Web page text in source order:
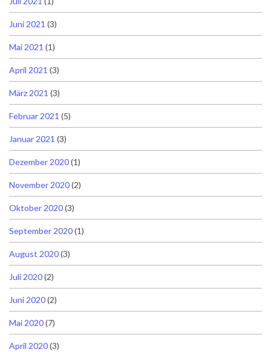
Juni 2021 (3)
Mai 2021 (1)
April 2021 (3)
März 2021 (3)
Februar 2021 (5)
Januar 2021 (3)
Dezember 2020(1)
November 2020(2)
Oktober 2020(3)
September 2020(1)
August 2020(3)
Juli 2020(2)
Juni 2020(2)
Mai 2020(7)
April 2020(3)